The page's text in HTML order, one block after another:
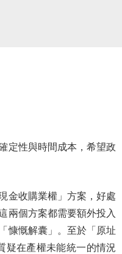
性與時間成本，希望政
收購業權」方案，好處
兩個方案都需要額外投入
慷慨解囊」。至於「原址
疑在產權未能統一的情況